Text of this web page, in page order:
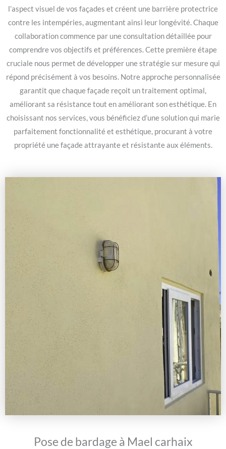
l’aspect visuel de vos façades et créent une barrière protectrice
contre les intempéries, augmentant ainsi leur longévité. Chaque
collaboration commence par une consultation détaillée pour
comprendre vos objectifs et préférences. Cette première étape
cruciale nous permet de développer une stratégie sur mesure qui
répond précisément à vos besoins. Notre approche personnalisée
garantit que chaque façade reçoit un traitement optimal,
améliorant sa résistance tout en améliorant son esthétique. En
choisissant nos services, vous bénéficiez d’une solution qui marie
parfaitement fonctionnalité et esthétique, procurant à votre
propriété une façade attrayante et résistante aux éléments.
Pose de bardage à Mael carhaix